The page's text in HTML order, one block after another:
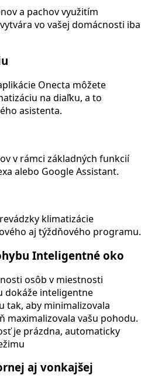
a pachov využitím
vo vašej domácnosti iba
Onecta môžete
na diaľku, a to
asistenta.
v rámci základných funkcií
alebo Google Assistant.
klimatizácie
aj týždňového programu.
Inteligentné oko
osôb v miestnosti
dokáže inteligentne
tak, aby minimalizovala
maximalizovala vašu pohodu.
je prázdna, automaticky
aj vonkajšej